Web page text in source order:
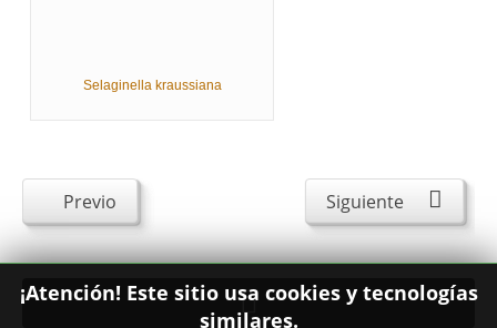
Selaginella kraussiana
Previo Siguiente
¡Atención! Este sitio usa cookies y tecnologías
similares.